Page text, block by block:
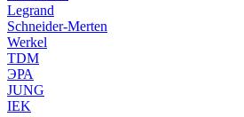
Legrand
Schneider-Merten
Werkel
TDM
ЭРА
JUNG
IEK